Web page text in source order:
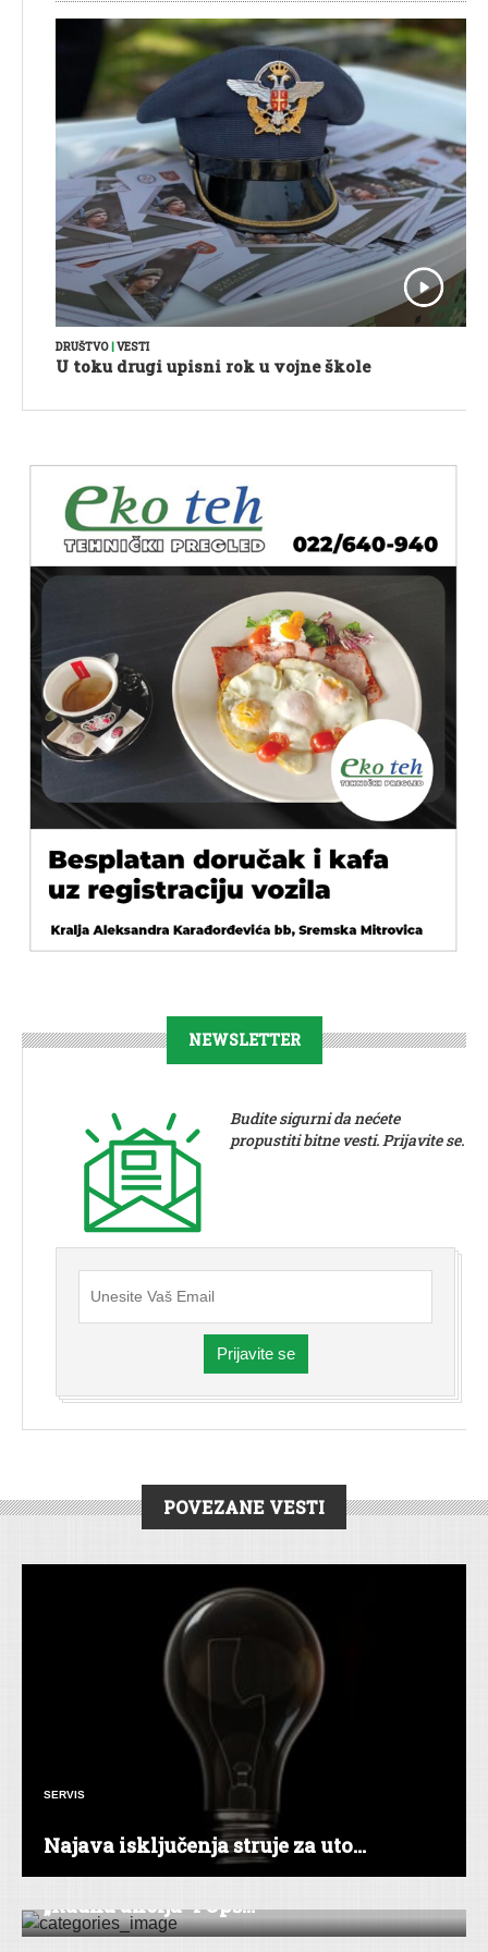
DRUŠTVO VESTI
U toku drugi upisni rok u vojne škole
NEWSLETTER
Budite sigurni da nećete
propustiti bitne vesti. Prijavite se.
Prijavite se
POVEZANE VESTI
SERVIS
Najava isključenja struje za uto...
DRUŠTVO|VESTI|INĐIJA
„Radna akcija“ i Opš...
DRUŠTVO|VESTI|BEOČIN